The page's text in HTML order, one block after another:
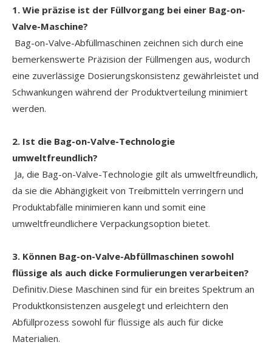
1. Wie präzise ist der Füllvorgang bei einer Bag-on-
Valve-Maschine?
Bag-on-Valve-Abfüllmaschinen zeichnen sich durch eine
bemerkenswerte Präzision der Füllmengen aus, wodurch
eine zuverlässige Dosierungskonsistenz gewährleistet und
Schwankungen während der Produktverteilung minimiert
werden.
2. Ist die Bag-on-Valve-Technologie
umweltfreundlich?
Ja, die Bag-on-Valve-Technologie gilt als umweltfreundlich,
da sie die Abhängigkeit von Treibmitteln verringern und
Produktabfälle minimieren kann und somit eine
umweltfreundlichere Verpackungsoption bietet.
3. Können Bag-on-Valve-Abfüllmaschinen sowohl
flüssige als auch dicke Formulierungen verarbeiten?
Definitiv.Diese Maschinen sind für ein breites Spektrum an
Produktkonsistenzen ausgelegt und erleichtern den
Abfüllprozess sowohl für flüssige als auch für dicke
Materialien.